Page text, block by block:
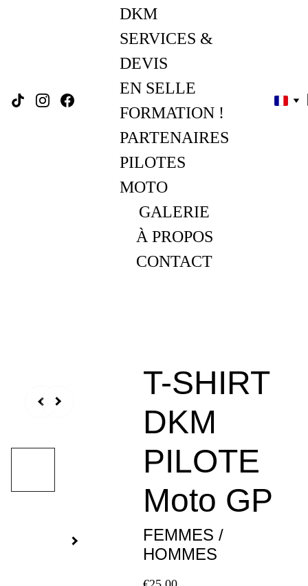
DKM
SERVICES &
DEVIS
EN SELLE
FORMATION !
PARTENAIRES
PILOTES
MOTO
GALERIE
À PROPOS
CONTACT
T-SHIRT
DKM
PILOTE
Moto GP
FEMMES /
HOMMES